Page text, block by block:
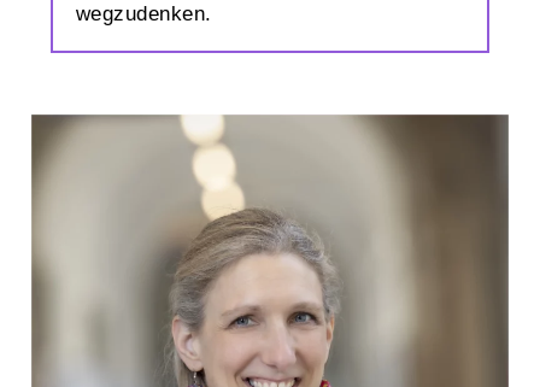
wegzudenken.